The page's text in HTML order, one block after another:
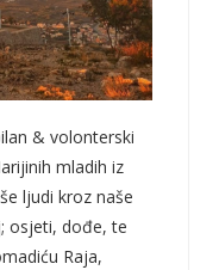
& volonterski
mladih iz
ljudi kroz naše
osjeti, dođe, te
Raja,